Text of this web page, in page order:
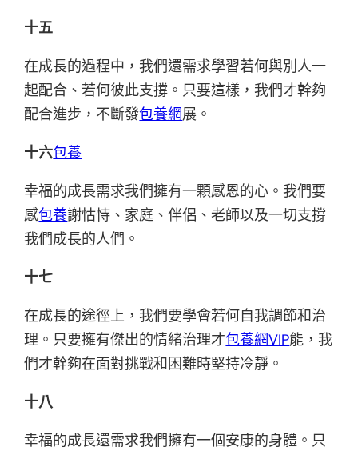
十五
在成長的過程中，我們還需求學習若何與別人一
起配合、若何彼此支撐。只要這樣，我們才幹夠
配合進步，不斷發包養網展。
十六包養
幸福的成長需求我們擁有一顆感恩的心。我們要
感包養謝怙恃、家庭、伴侶、老師以及一切支撐
我們成長的人們。
十七
在成長的途徑上，我們要學會若何自我調節和治
理。只要擁有傑出的情緒治理才包養網VIP能，我
們才幹夠在面對挑戰和困難時堅持冷靜。
十八
幸福的成長還需求我們擁有一個安康的身體。只